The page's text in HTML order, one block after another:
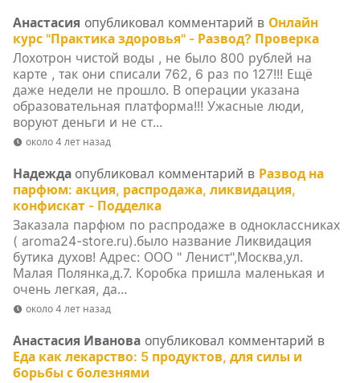
Анастасия опубликовал комментарий в Онлайн
курс "Практика здоровья" - Развод? Проверка
Лохотрон чистой воды , не было 800 рублей на
карте , так они списали 762, 6 раз по 127!!! Ещё
даже недели не прошло. В операции указана
образовательная платформа!!! Ужасные люди,
воруют деньги и не ст...
около 4 лет назад
Надежда опубликовал комментарий в Развод на
парфюм: акция, распродажа, ликвидация,
конфискат - Подделка
Заказала парфюм по распродаже в одноклассниках
( aroma24-store.ru).было название Ликвидация
бутика духов! Адрес: ООО " Ленист",Москва,ул.
Малая Полянка,д.7. Коробка пришла маленькая и
очень легкая, да...
около 4 лет назад
Анастасия Иванова опубликовал комментарий в
Еда как лекарство: 5 продуктов, для силы и
борьбы с болезнями